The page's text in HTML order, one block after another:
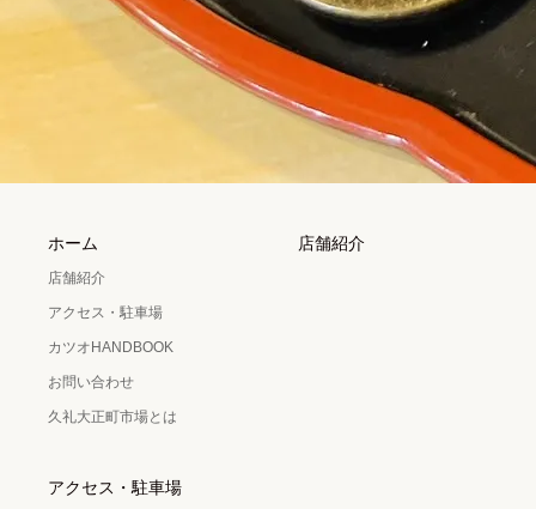
ホーム
店舗紹介
アクセス・駐車場
カツオHANDBOOK
お問い合わせ
久礼大正町市場とは
店舗紹介
アクセス・駐車場